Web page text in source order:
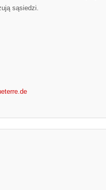
sąsiedzi.